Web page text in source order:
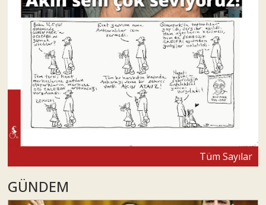
Tüm Sayılar
GÜNDEM